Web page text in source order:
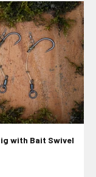
with Bait Swivel